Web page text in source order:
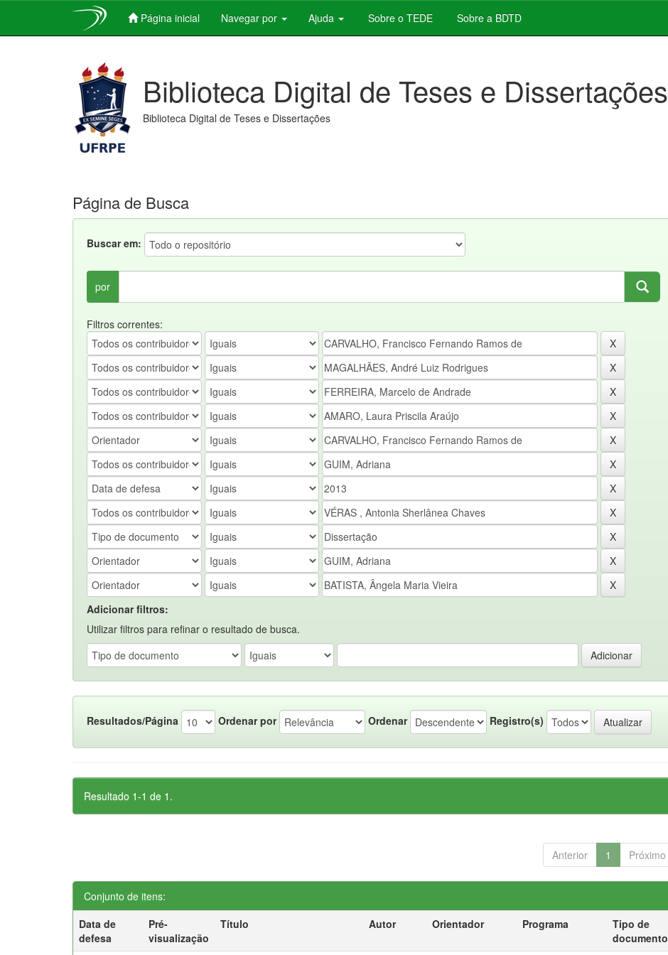
Página inicial Navegar por Ajuda Sobre o TEDE Sobre a BDTD
Biblioteca Digital de Teses e Dissertações
Biblioteca Digital de Teses e Dissertações
Página de Busca
Buscar em:
por
Filtros correntes:
Adicionar filtros:
Utilizar filtros para refinar o resultado de busca.
Resultados/Página Ordenar por Ordenar Registro(s)
Resultado 1-1 de 1.
Anterior 1 Próximo
Conjunto de itens:
Data de
defesa
Pré-
visualização
Título Autor Orientador Programa
Tipo de
documento